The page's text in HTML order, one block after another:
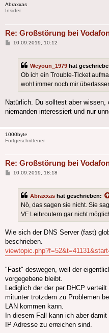
Abraxxas
Insider
Re: Großstörung bei
Beitrag
10.09.2019, 10:12
Weyoun_1979 hat
Ob ich ein Trouble-Ticket
wohl immer noch mir
Natürlich. Du solltest aber
niemanden interessiert und nur
1000byte
Fortgeschrittener
Re: Großstörung bei
Beitrag
10.09.2019, 18:18
Abraxxas hat geschrieben:
Nö, das sagen sie nicht. Sie
VF Leihroutern gar nicht
Wie sich der DNS Server (fast)
beschrieben.
"Fast" deswegen, weil der
vorgegebene bleibt.
Lediglich der der per DHCP
mitunter trotzdem zu Problemen
LAN kommen kann.
In diesem Fall kann ich aber
IP Adresse zu erreichen sind.